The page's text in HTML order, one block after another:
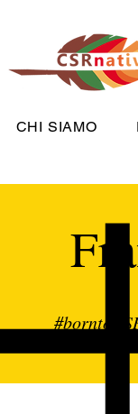
CHI SIAMO